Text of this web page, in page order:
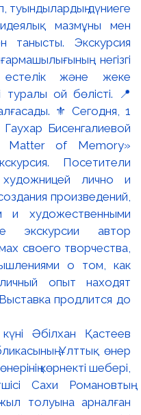
туындылардың дүниеге
мазмұны мен
танысты. Экскурсия
негізгі
және жеке
туралы ой бөлісті. 📍
⚜️ Сегодня, 1
Бисенгалиевой
Matter of Memory»
Посетители
лично и
произведений,
и художественными
экскурсии автор
своего творчества,
о том, как
опыт находят
продлится до